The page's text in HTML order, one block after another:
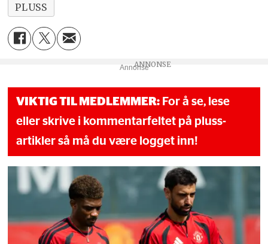
PLUSS
Annonse
VIKTIG TIL MEDLEMMER: For å se, lese
eller skrive i kommentarfeltet på pluss-
artikler så må du være logget inn!